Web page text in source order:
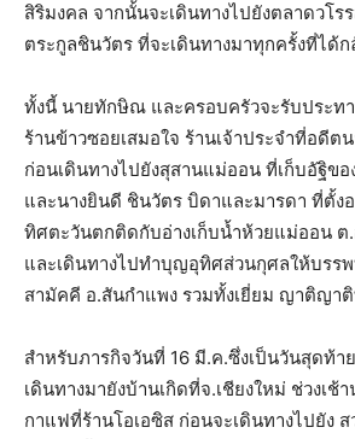
สิริมงคล จากนั้นจะเดินทางไปยังตลาดวโร
ตระกูลชินวัตร ที่จะเดินทางมาทุกครั้งที่ได้ก
ทั้งนี้ นายทักษิณ และครอบครัวจะรับประท
ร้านข้าวซอยเสมอใจ ร้านเจ้าประจำที่อดี
ก่อนเดินทางไปยังสุสานแม่ออน ที่เก็บอัฐิขอ
และนางยินดี ชินวัตร บิดาและมารดา ที่ตั้ง
ทิศตะวันตกติดกับอ่างเก็บน้ำห้วยแม่ออน
และเดินทางไปทำบุญอุทิศส่วนกุศลให้บรร
สามัคคี อ.สันกำแพง รวมทั้งเยี่ยม ญาติญา
สำหรับภารกิจวันที่ 16 มี.ค.ซึ่งเป็นวันสุดท้
เดินทางมายังบ้านเกิดที่จ.เชียงใหม่ ช่วงเ
กาแฟที่ร้านโอเอซิส ก่อนจะเดินทางไปยัง